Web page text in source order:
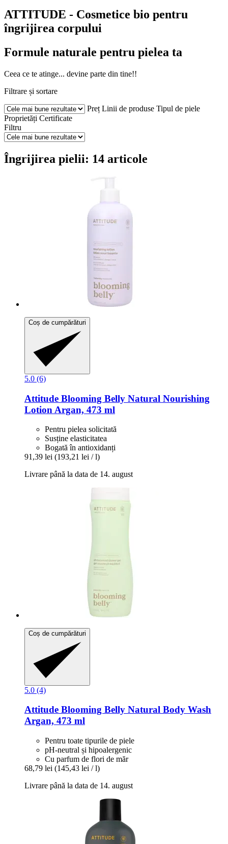
ATTITUDE - Cosmetice bio pentru
îngrijirea corpului
Formule naturale pentru pielea ta
Ceea ce te atinge... devine parte din tine!!
Filtrare și sortare
Preț Linii de produse Tipul de piele
Proprietăți Certificate
Filtru
Îngrijirea pielii: 14 articole
Coș de cumpărături
5.0 (6)
Attitude Blooming Belly Natural Nourishing
Lotion Argan, 473 ml
Pentru pielea solicitată
Susține elasticitatea
Bogată în antioxidanți
91,39 lei (193,21 lei / l)
Livrare până la data de 14. august
Coș de cumpărături
5.0 (4)
Attitude Blooming Belly Natural Body Wash
Argan, 473 ml
Pentru toate tipurile de piele
pH-neutral și hipoalergenic
Cu parfum de flori de măr
68,79 lei (145,43 lei / l)
Livrare până la data de 14. august